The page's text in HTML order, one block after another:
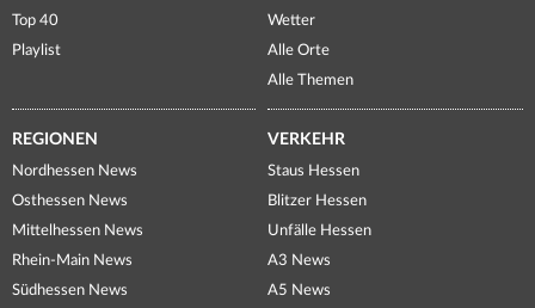
Top 40
Playlist
Wetter
Alle Orte
Alle Themen
REGIONEN
Nordhessen News
Osthessen News
Mittelhessen News
Rhein-Main News
Südhessen News
VERKEHR
Staus Hessen
Blitzer Hessen
Unfälle Hessen
A3 News
A5 News